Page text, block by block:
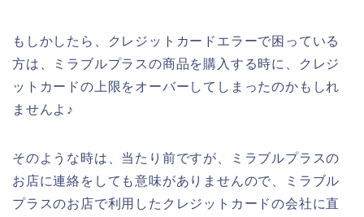
もしかしたら、クレジットカードエラーで困っている
方は、ミラブルプラスの商品を購入する時に、クレジ
ットカードの上限をオーバーしてしまったのかもしれ
ませんよ♪
そのような時は、当たり前ですが、ミラブルプラスの
お店に連絡をしても意味がありませんので、ミラブル
プラスのお店で利用したクレジットカードの会社に直